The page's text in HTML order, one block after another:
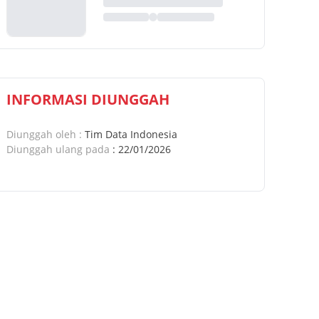
INFORMASI DIUNGGAH
Diunggah oleh : Tim Data Indonesia
Diunggah ulang pada : 22/01/2026